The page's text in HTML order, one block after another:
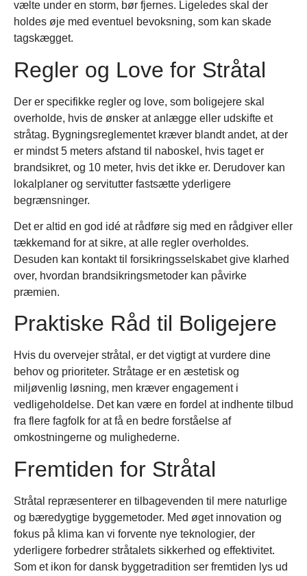
vælte under en storm, bør fjernes. Ligeledes skal der
holdes øje med eventuel bevoksning, som kan skade
tagskægget.
Regler og Love for Stråtal
Der er specifikke regler og love, som boligejere skal
overholde, hvis de ønsker at anlægge eller udskifte et
stråtag. Bygningsreglementet kræver blandt andet, at der
er mindst 5 meters afstand til naboskel, hvis taget er
brandsikret, og 10 meter, hvis det ikke er. Derudover kan
lokalplaner og servitutter fastsætte yderligere
begrænsninger.
Det er altid en god idé at rådføre sig med en rådgiver eller
tækkemand for at sikre, at alle regler overholdes.
Desuden kan kontakt til forsikringsselskabet give klarhed
over, hvordan brandsikringsmetoder kan påvirke
præmien.
Praktiske Råd til Boligejere
Hvis du overvejer stråtal, er det vigtigt at vurdere dine
behov og prioriteter. Stråtage er en æstetisk og
miljøvenlig løsning, men kræver engagement i
vedligeholdelse. Det kan være en fordel at indhente tilbud
fra flere fagfolk for at få en bedre forståelse af
omkostningerne og mulighederne.
Fremtiden for Stråtal
Stråtal repræsenterer en tilbagevenden til mere naturlige
og bæredygtige byggemetoder. Med øget innovation og
fokus på klima kan vi forvente nye teknologier, der
yderligere forbedrer stråtalets sikkerhed og effektivitet.
Som et ikon for dansk byggetradition ser fremtiden lys ud